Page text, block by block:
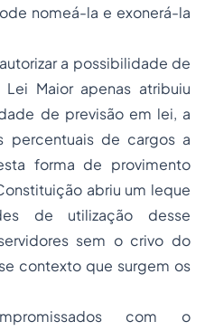
nomeá-la e exonerá-la
a possibilidade de
Maior apenas atribuiu
de previsão em lei, a
percentuais de cargos a
forma de provimento
abriu um leque
de utilização desse
sem o crivo do
contexto que surgem os
com o